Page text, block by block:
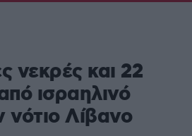
νεκρές και 22
ισραηλινό
Λίβανο